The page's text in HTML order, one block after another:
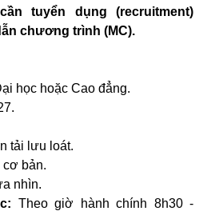
tuyển dụng (recruitment)
chương trình (MC).
học hoặc Cao đẳng.
tải lưu loát.
cơ bản.
nhìn.
Theo giờ hành chính 8h30 -